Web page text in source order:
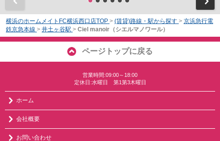
横浜のホームメイトFC横浜西口店TOP > (賃貸)路線・駅から探す > 京浜急行電
鉄京急本線 > 井土ヶ谷駅 > Ciel manoir（シエルマノワール）
ページトップに戻る
営業時間:09:00～18:00
定休日:水曜日 第1第3木曜日
ホーム
会社概要
お問い合わせ